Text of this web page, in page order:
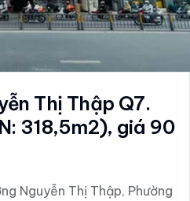
Thị Thập Q7.
318,5m2), giá 90
Nguyễn Thị Thập, Phường